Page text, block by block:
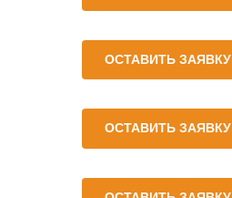
ОСТАВИТЬ ЗАЯВКУ
ОСТАВИТЬ ЗАЯВКУ